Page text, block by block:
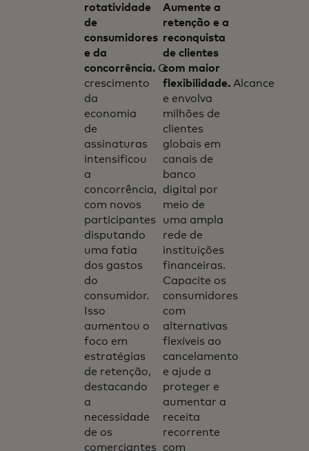
rotatividade
de
consumidores
e da
concorrência. O
crescimento
da
economia
de
assinaturas
intensificou
a
concorrência,
com novos
participantes
disputando
uma fatia
dos gastos
do
consumidor.
Isso
aumentou o
foco em
estratégias
de retenção,
destacando
a
necessidade
de os
comerciantes
Aumente a
retenção e a
reconquista
de clientes
com maior
flexibilidade. Alcance
e envolva
milhões de
clientes
globais em
canais de
banco
digital por
meio de
uma ampla
rede de
instituições
financeiras.
Capacite os
consumidores
com
alternativas
flexíveis ao
cancelamento
e ajude a
proteger e
aumentar a
receita
recorrente
com